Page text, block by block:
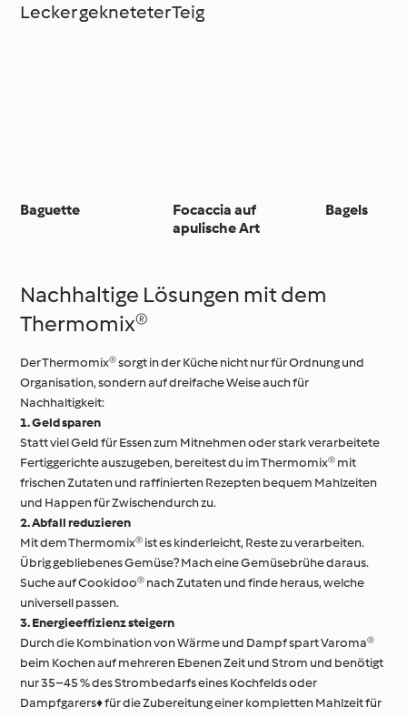
Lecker gekneteter Teig
Baguette
Focaccia auf
apulische Art
Bagels
Nachhaltige Lösungen mit dem
Thermomix®
Der Thermomix® sorgt in der Küche nicht nur für Ordnung und
Organisation, sondern auf dreifache Weise auch für
Nachhaltigkeit:
1. Geld sparen
Statt viel Geld für Essen zum Mitnehmen oder stark verarbeitete
Fertiggerichte auszugeben, bereitest du im Thermomix® mit
frischen Zutaten und raffinierten Rezepten bequem Mahlzeiten
und Happen für Zwischendurch zu.
2. Abfall reduzieren
Mit dem Thermomix® ist es kinderleicht, Reste zu verarbeiten.
Übrig gebliebenes Gemüse? Mach eine Gemüsebrühe daraus.
Suche auf Cookidoo® nach Zutaten und finde heraus, welche
universell passen.
3. Energieeffizienz steigern
Durch die Kombination von Wärme und Dampf spart Varoma®
beim Kochen auf mehreren Ebenen Zeit und Strom und benötigt
nur 35–45 % des Strombedarfs eines Kochfelds oder
Dampfgarers♦ für die Zubereitung einer kompletten Mahlzeit für